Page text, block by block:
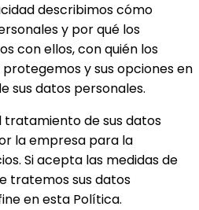
describimos cómo
y por qué los
con ellos, con quién los
y sus opciones en
sus datos personales.
tratamiento de sus datos
la empresa para la
Si acepta las medidas de
tratemos sus datos
en esta Política.